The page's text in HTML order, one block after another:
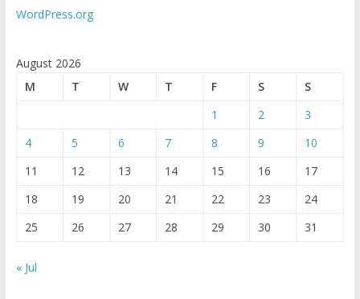
WordPress.org
August 2026
M
T W T F S
S
1
2
3
4
5 6 7 8 9
10
11
12 13 14 15 16
17
18
19 20 21 22 23
24
25
26 27 28 29 30 31
« Jul